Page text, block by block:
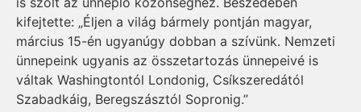
kifejtette: „Éljen a világ bármely pontján magyar,
március 15-én ugyanúgy dobban a szívünk. Nemzeti
ünnepeink ugyanis az összetartozás ünnepeivé is
váltak Washingtontól Londonig, Csíkszeredától
Szabadkáig, Beregszásztól Sopronig.”